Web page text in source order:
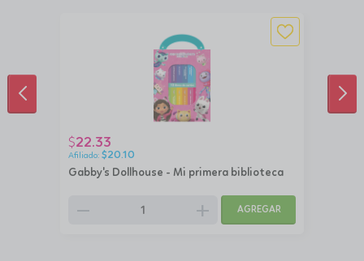
Gabby's Dollhouse - Mi primera biblioteca
$22.33
$20.10
remove add AGREGAR
ANTERIOR